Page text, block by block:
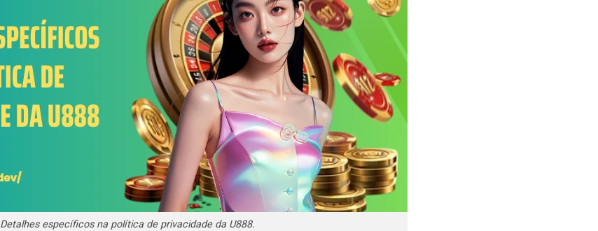
Detalhes específicos na política de privacidade da U888.